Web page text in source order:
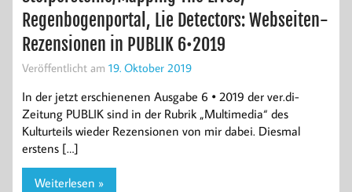
Regenbogenportal, Lie Detectors: Webseiten-
Rezensionen in PUBLIK 6•2019
Veröffentlicht am 19. Oktober 2019
In der jetzt erschienenen Ausgabe 6 • 2019 der ver.di-
Zeitung PUBLIK sind in der Rubrik „Multimedia“ des
Kulturteils wieder Rezensionen von mir dabei. Diesmal
erstens […]
Weiterlesen »